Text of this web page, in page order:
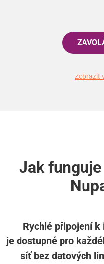
Zobrazit
Jak
Rychlé připojení
je dostupné pro
síť bez datových